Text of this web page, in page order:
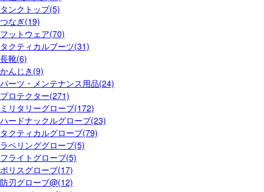
タンクトップ(5)
つなぎ(19)
フットウェア(70)
タクティカルブーツ(31)
長靴(6)
かんじき(9)
パーツ・メンテナンス用品(24)
プロテクター(271)
ミリタリーグローブ(172)
ハードナックルグローブ(23)
タクティカルグローブ(79)
ラペリンググローブ(5)
フライトグローブ(5)
ポリスグローブ(17)
防刃グローブ@(12)